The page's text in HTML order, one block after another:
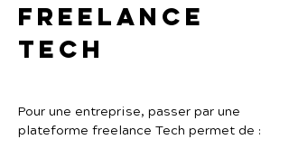
freelance
Tech
Pour une entreprise, passer par une
plateforme freelance Tech permet de :